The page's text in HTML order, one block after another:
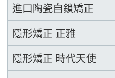
進口陶瓷自鎖矯正
隱形矯正 正雅
隱形矯正 時代天使